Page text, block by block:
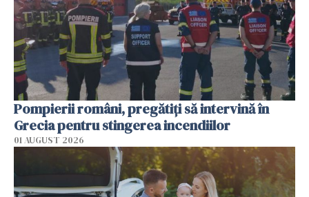
Pompierii români, pregătiţi să intervină în
Grecia pentru stingerea incendiilor
01 AUGUST 2026